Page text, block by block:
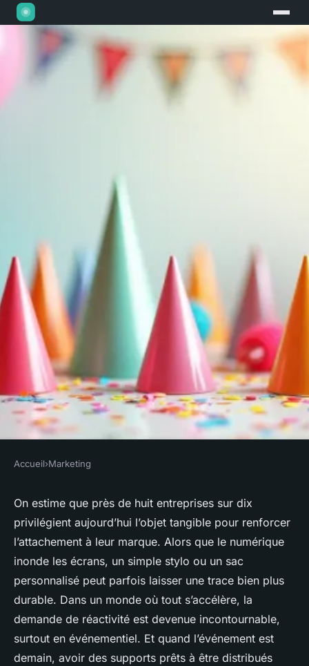
Obtenez vos goodies
rapidement pour vos
événements
Rémy•08/05/2026 14:09•7 min de lecture
Accueil›Marketing
On estime que près de huit entreprises sur dix
privilégient aujourd’hui l’objet tangible pour renforcer
l’attachement à leur marque. Alors que le numérique
inonde les écrans, un simple stylo ou un sac
personnalisé peut parfois laisser une trace bien plus
durable. Dans un monde où tout s’accélère, la
demande de réactivité est devenue incontournable,
surtout en événementiel. Et quand l’événement est
demain, avoir des supports prêts à être distribués